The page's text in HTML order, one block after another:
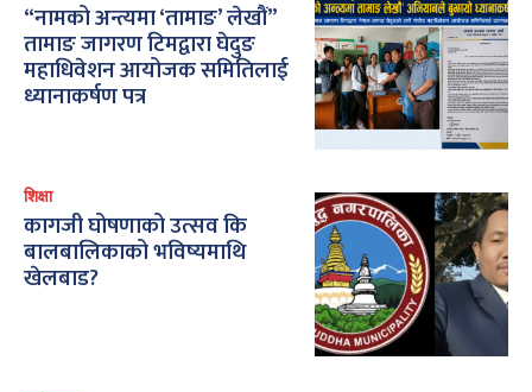
“नामको अन्त्यमा ‘तामाङ’ लेखौं”
तामाङ जागरण टिमद्वारा घेदुङ
महाधिवेशन आयोजक समितिलाई
ध्यानाकर्षण पत्र
शिक्षा
कागजी घोषणाको उत्सव कि
बालबालिकाको भविष्यमाथि
खेलबाड?